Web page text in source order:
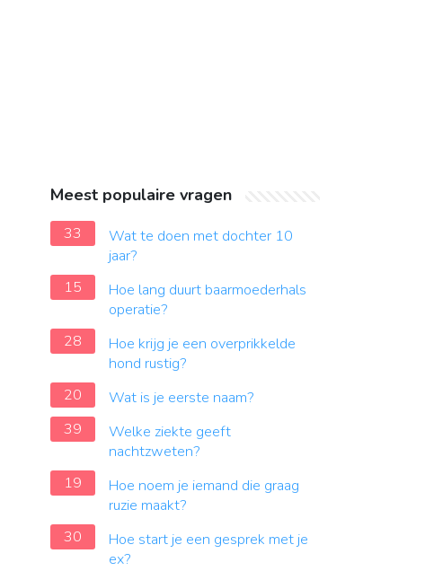
Meest populaire vragen
33
Wat te doen met dochter 10
jaar?
15
Hoe lang duurt baarmoederhals
operatie?
28
Hoe krijg je een overprikkelde
hond rustig?
20
Wat is je eerste naam?
39
Welke ziekte geeft
nachtzweten?
19
Hoe noem je iemand die graag
ruzie maakt?
30
Hoe start je een gesprek met je
ex?